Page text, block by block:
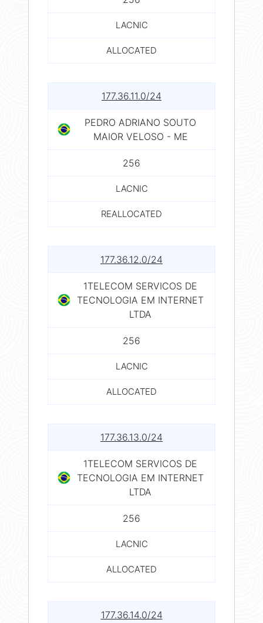
LACNIC
ALLOCATED
177.36.11.0/24
PEDRO ADRIANO SOUTO
MAIOR VELOSO - ME
256
LACNIC
REALLOCATED
177.36.12.0/24
1TELECOM SERVICOS DE
TECNOLOGIA EM INTERNET
LTDA
256
LACNIC
ALLOCATED
177.36.13.0/24
1TELECOM SERVICOS DE
TECNOLOGIA EM INTERNET
LTDA
256
LACNIC
ALLOCATED
177.36.14.0/24